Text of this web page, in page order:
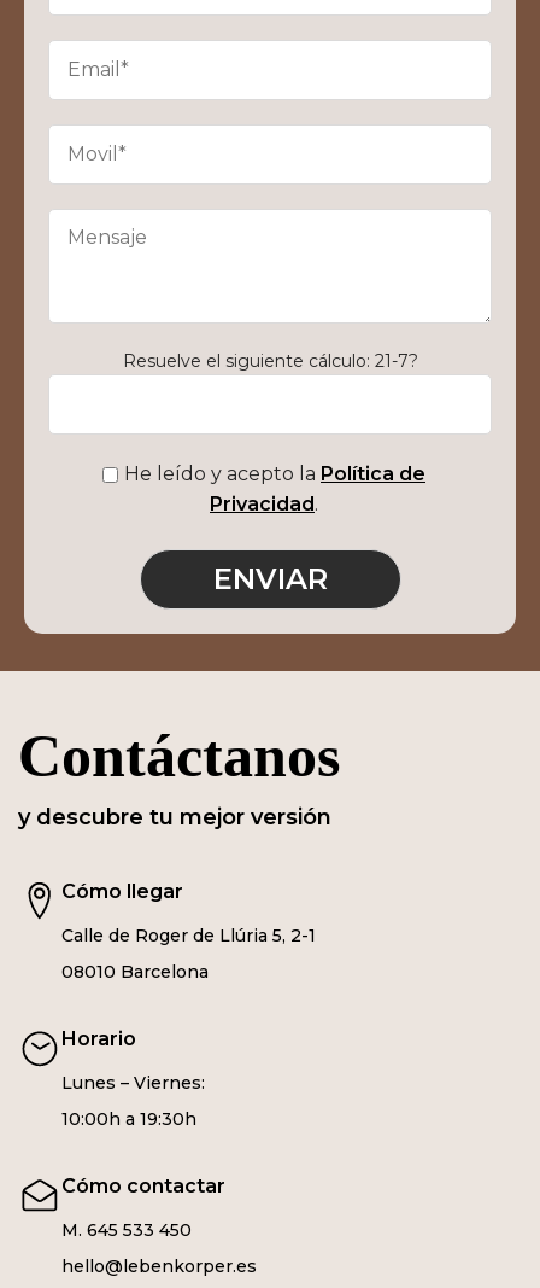
Resuelve el siguiente cálculo: 21-7?
He leído y acepto la Política de
Privacidad.
Contáctanos
y descubre tu mejor versión
Cómo llegar
Calle de Roger de Llúria 5, 2-1
08010 Barcelona
Horario
Lunes – Viernes:
10:00h a 19:30h
Cómo contactar
M. 645 533 450
hello@lebenkorper.es